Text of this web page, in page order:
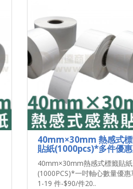
40mm×30mm 熱感式
貼紙(1000pcs)*多件優惠
40mm×30mm熱感式標籤貼紙
(1000PCS)*一吋軸心數量優惠
1-19 件-$90/件20..